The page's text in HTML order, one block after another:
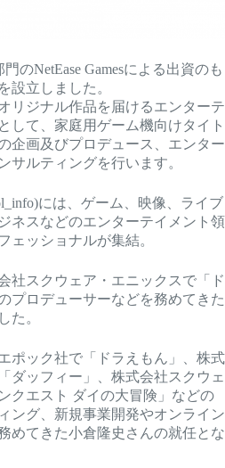
のNetEase Gamesによる出資のも
設立しました。
リジナル作品を届けるエンターテ
して、家庭用ゲーム機向けタイト
企画及びプロデュース、エンター
サルティングを行います。
には、ゲーム、映像、ライブ
ネスなどのエンターテイメント領
ェッショナルが集結。
社スクウェア・エニックスで「ド
プロデューサーなどを務めてきた
た。
ポック社で「ドラえもん」、株式
ダッフィー」、株式会社スクウェ
クエスト ダイの大冒険」などの
ング、新規事業開発やオンライン
めてきた小倉隆史さんの就任とな